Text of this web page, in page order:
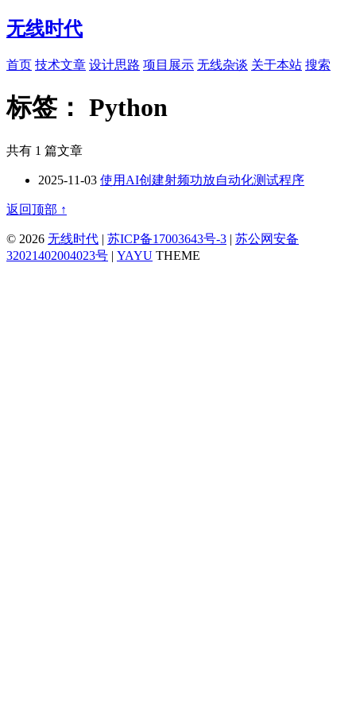
无线时代
首页 技术文章 设计思路 项目展示 无线杂谈 关于本站 搜索
标签： Python
共有 1 篇文章
2025-11-03 使用AI创建射频功放自动化测试程序
返回顶部 ↑
© 2026 无线时代 | 苏ICP备17003643号-3 | 苏公网安备
32021402004023号 | YAYU THEME